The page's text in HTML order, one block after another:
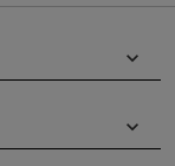
keyboard_arrow_down
keyboard_arrow_down